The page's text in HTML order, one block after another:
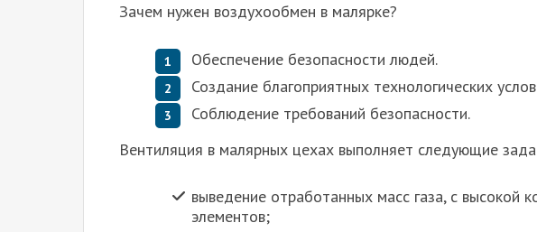
Зачем нужен воздухообмен в малярке?
Обеспечение безопасности людей.
Создание благоприятных технологических
Соблюдение требований безопасности.
Вентиляция в малярных цехах выполняет следующие
выведение отработанных масс газа, с высокой
элементов;